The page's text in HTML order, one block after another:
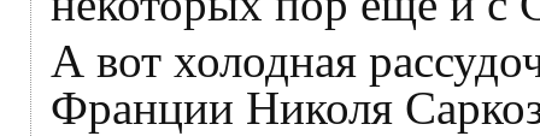
А вот холодная
Франции Николя